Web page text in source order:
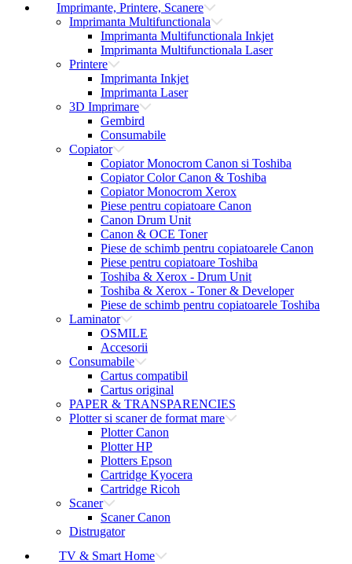
Imprimante, Printere, Scanere
Imprimanta Multifunctionala
Imprimanta Multifunctionala Inkjet
Imprimanta Multifunctionala Laser
Printere
Imprimanta Inkjet
Imprimanta Laser
3D Imprimare
Gembird
Consumabile
Copiator
Copiator Monocrom Canon si Toshiba
Copiator Color Canon & Toshiba
Copiator Monocrom Xerox
Piese pentru copiatoare Canon
Canon Drum Unit
Canon & OCE Toner
Piese de schimb pentru copiatoarele Canon
Piese pentru copiatoare Toshiba
Toshiba & Xerox - Drum Unit
Toshiba & Xerox - Toner & Developer
Piese de schimb pentru copiatoarele Toshiba
Laminator
OSMILE
Accesorii
Consumabile
Cartus compatibil
Cartus original
PAPER & TRANSPARENCIES
Plotter si scaner de format mare
Plotter Canon
Plotter HP
Plotters Epson
Cartridge Kyocera
Cartridge Ricoh
Scaner
Scaner Canon
Distrugator
TV & Smart Home